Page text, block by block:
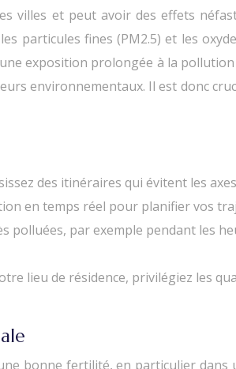
villes et peut avoir des effets
particules fines (PM2.5) et les
exposition prolongée à la
environnementaux. Il est donc
des itinéraires qui évitent les
en temps réel pour planifier vos
polluées, par exemple pendant les
lieu de résidence, privilégiez les
bonne fertilité, en particulier